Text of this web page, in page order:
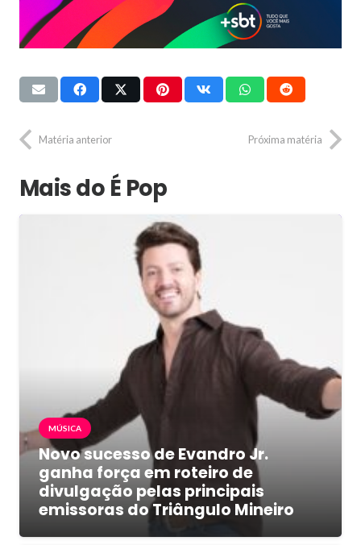
Matéria anterior Próxima matéria
Mais do É Pop
MÚSICA
Novo sucesso de Evandro Jr.
ganha força em roteiro de
divulgação pelas principais
emissoras do Triângulo Mineiro